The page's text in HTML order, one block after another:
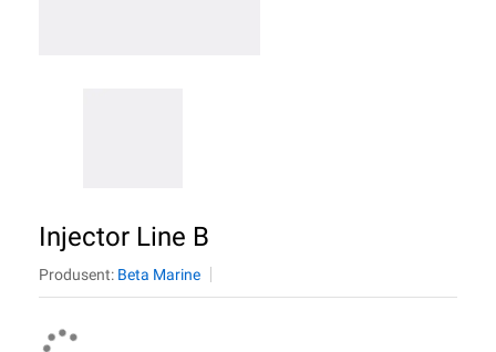
Injector Line B
Produsent: Beta Marine